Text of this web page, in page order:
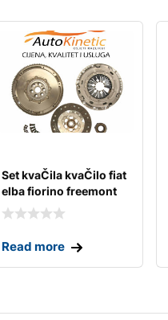
Set kvaČila kvaČilo fiat
elba fiorino freemont
fullback
Read more